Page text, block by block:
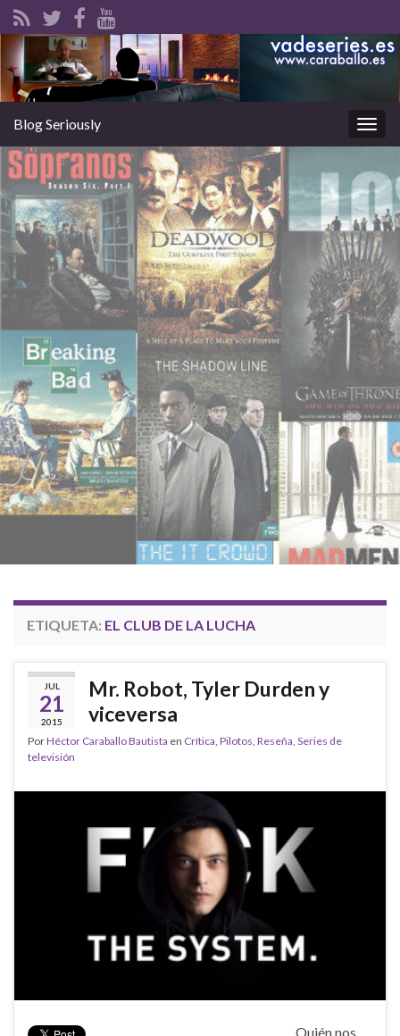
la
Blog Seriously
ETIQUETA: EL CLUB DE LA LUCHA
JUL
21
2015
Mr. Robot, Tyler Durden y
viceversa
PorHéctor Caraballo Bautista en Crítica Pilotos Reseña Series de
televisión
Quién nos